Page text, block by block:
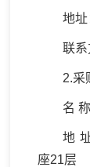
地
联
2.采
名
地
座21层